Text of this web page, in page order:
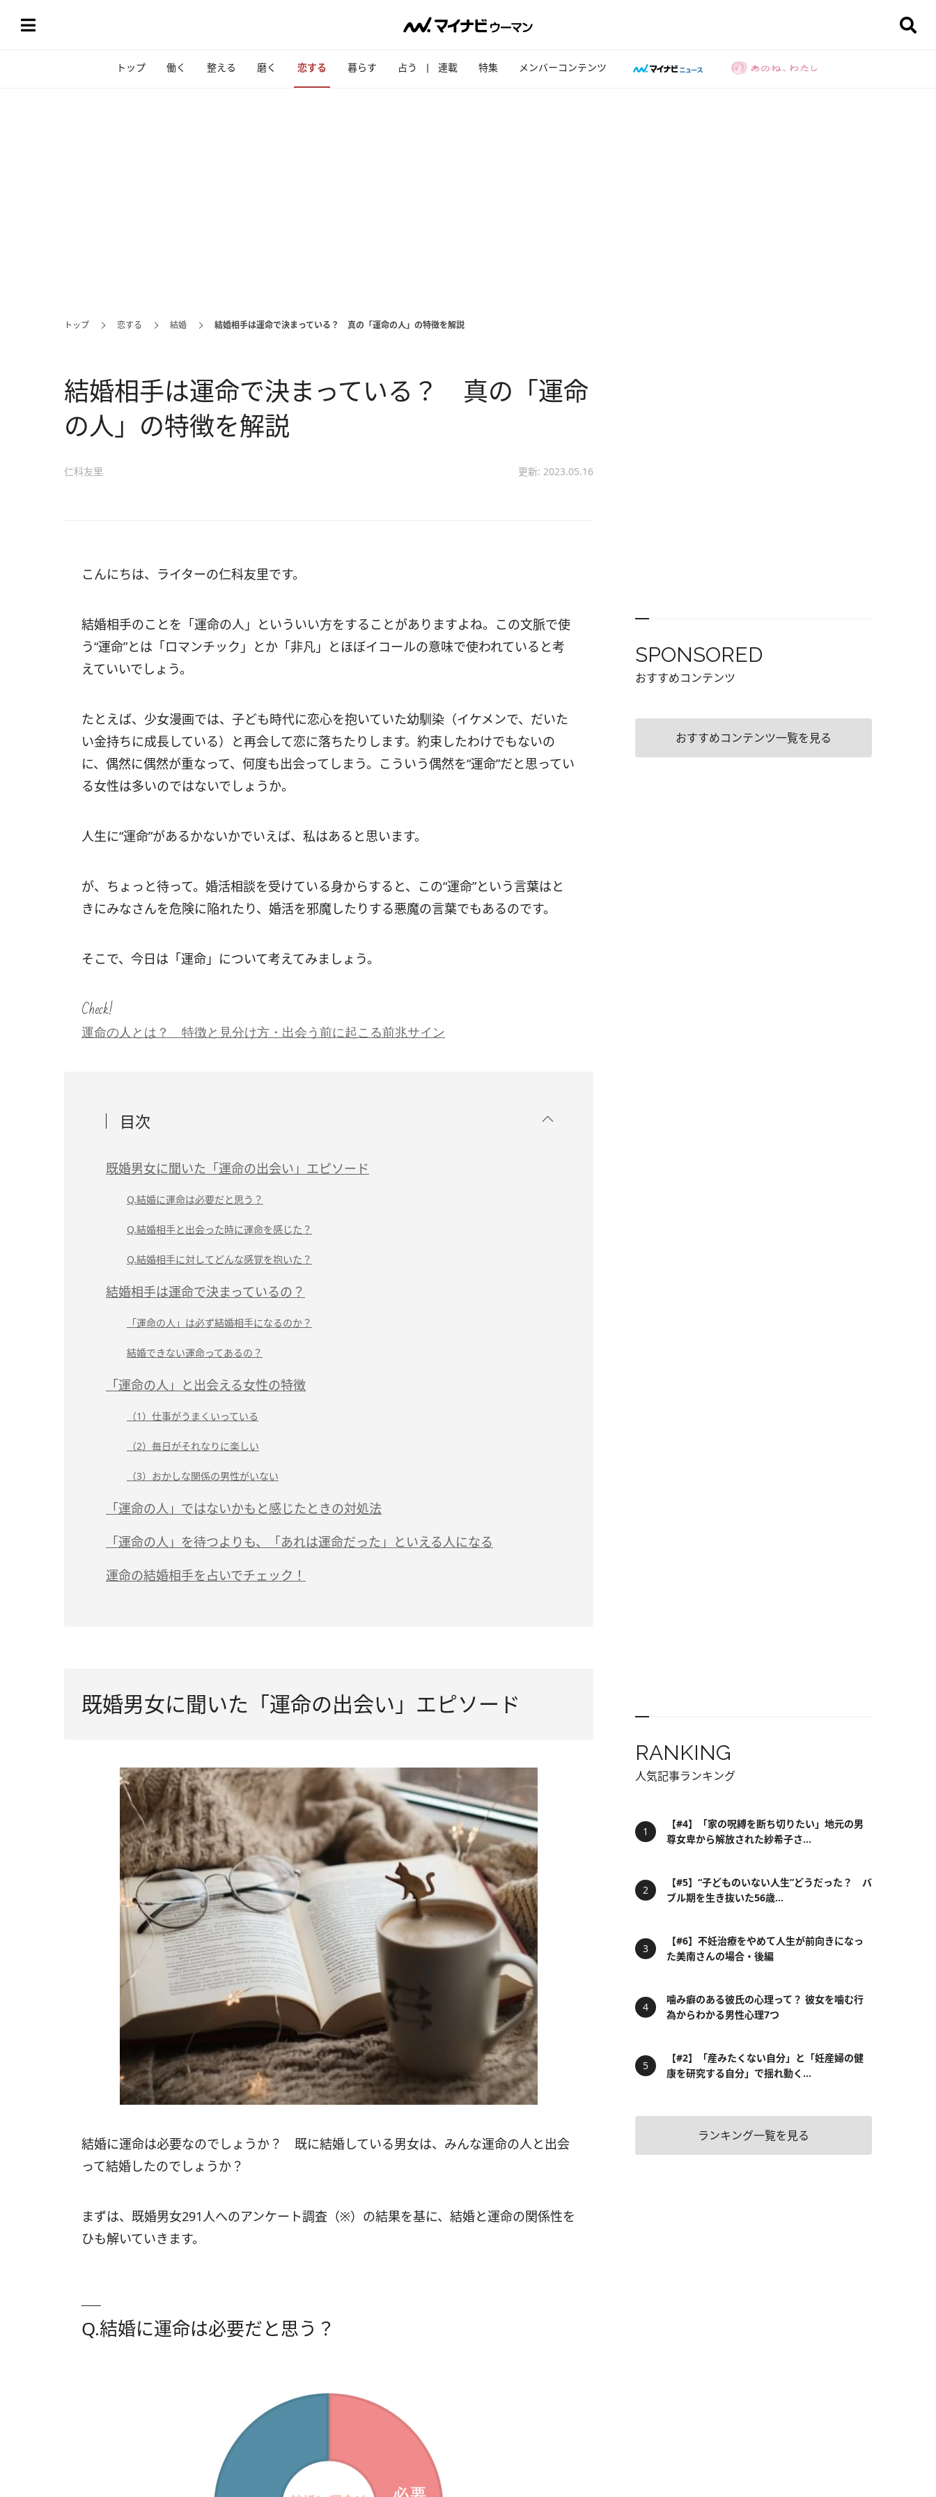
トップ 働く 整える 磨く 恋する 暮らす 占う 連載 特集 メンバーコンテンツ
トップ 恋する 結婚 結婚相手は運命で決まっている？ 真の「運命の人」の特徴を解説
結婚相手は運命で決まっている？ 真の「運命
の人」の特徴を解説
仁科友里 更新: 2023.05.16
こんにちは、ライターの仁科友里です。
結婚相手のことを「運命の人」といういい方をすることがありますよね。この文脈で使
う“運命”とは「ロマンチック」とか「非凡」とほぼイコールの意味で使われていると考
えていいでしょう。
たとえば、少女漫画では、子ども時代に恋心を抱いていた幼馴染（イケメンで、だいた
い金持ちに成長している）と再会して恋に落ちたりします。約束したわけでもないの
に、偶然に偶然が重なって、何度も出会ってしまう。こういう偶然を“運命”だと思ってい
る女性は多いのではないでしょうか。
人生に“運命”があるかないかでいえば、私はあると思います。
が、ちょっと待って。婚活相談を受けている身からすると、この“運命”という言葉はと
きにみなさんを危険に陥れたり、婚活を邪魔したりする悪魔の言葉でもあるのです。
そこで、今日は「運命」について考えてみましょう。
Check!
運命の人とは？ 特徴と見分け方・出会う前に起こる前兆サイン
目次
既婚男女に聞いた「運命の出会い」エピソード
Q.結婚に運命は必要だと思う？
Q.結婚相手と出会った時に運命を感じた？
Q.結婚相手に対してどんな感覚を抱いた？
結婚相手は運命で決まっているの？
「運命の人」は必ず結婚相手になるのか？
結婚できない運命ってあるの？
「運命の人」と出会える女性の特徴
（1）仕事がうまくいっている
（2）毎日がそれなりに楽しい
（3）おかしな関係の男性がいない
「運命の人」ではないかもと感じたときの対処法
「運命の人」を待つよりも、「あれは運命だった」といえる人になる
運命の結婚相手を占いでチェック！
既婚男女に聞いた「運命の出会い」エピソード
結婚に運命は必要なのでしょうか？ 既に結婚している男女は、みんな運命の人と出会
って結婚したのでしょうか？
まずは、既婚男女291人へのアンケート調査（※）の結果を基に、結婚と運命の関係性を
ひも解いていきます。
Q.結婚に運命は必要だと思う？
SPONSORED
おすすめコンテンツ
おすすめコンテンツ一覧を見る
RANKING
人気記事ランキング
【#4】「家の呪縛を断ち切りたい」地元の男
尊女卑から解放された紗希子さ...
【#5】“子どものいない人生”どうだった？ バ
ブル期を生き抜いた56歳...
【#6】不妊治療をやめて人生が前向きになっ
た美南さんの場合・後編
噛み癖のある彼氏の心理って？ 彼女を噛む行
為からわかる男性心理7つ
【#2】「産みたくない自分」と「妊産婦の健
康を研究する自分」で揺れ動く...
ランキング一覧を見る